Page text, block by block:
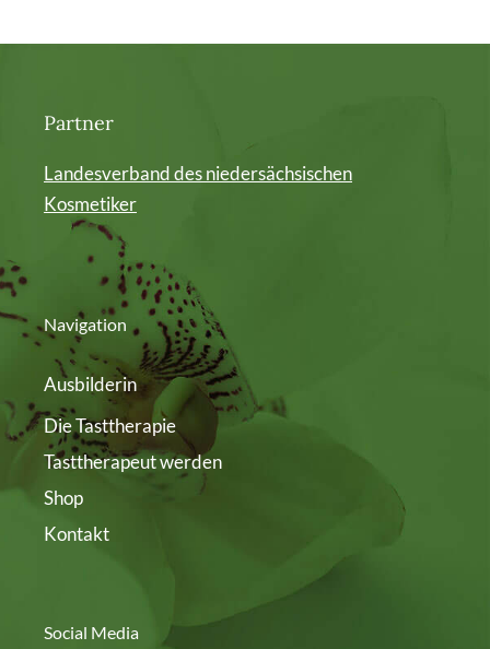
Partner
Landesverband des niedersächsischen
Kosmetiker
Navigation
Ausbilderin
Die Tasttherapie
Tasttherapeut werden
Shop
Kontakt
Social Media